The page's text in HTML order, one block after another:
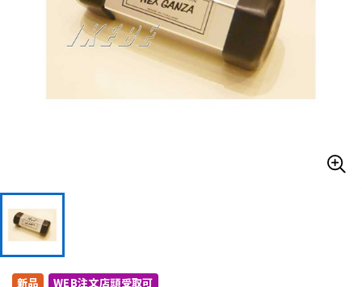
キーボード 電子ピアノ
その他楽器
新品 WEB注文店頭受取可